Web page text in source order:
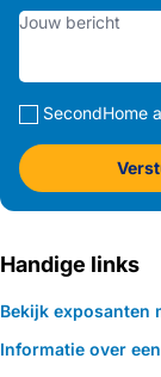
SecondHome
Handige links
Bekijk exposanten
Informatie over